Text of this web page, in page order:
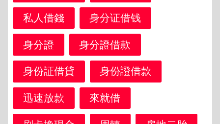
私人借錢 身分证借钱
身分證 身分證借款
身份証借貸 身份證借款
迅速放款 來就借